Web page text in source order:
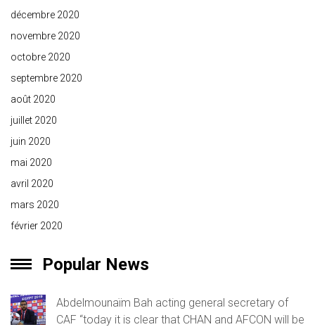
décembre 2020
novembre 2020
octobre 2020
septembre 2020
août 2020
juillet 2020
juin 2020
mai 2020
avril 2020
mars 2020
février 2020
Popular News
Abdelmounaïm Bah acting general secretary of
CAF “today it is clear that CHAN and AFCON will be